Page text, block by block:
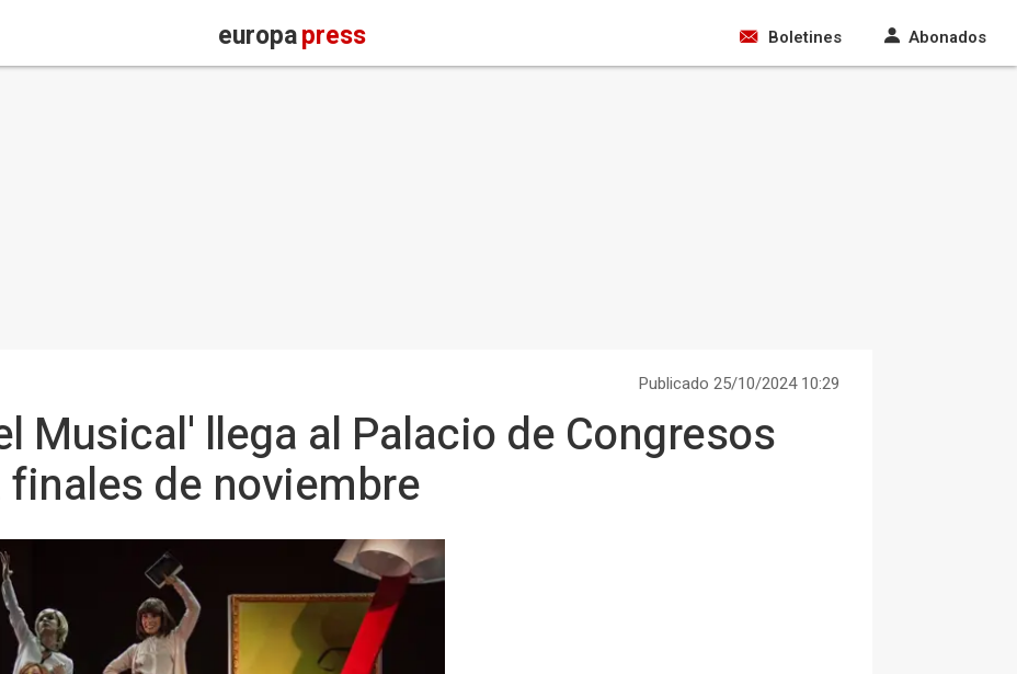
europapress Boletines Abonados
Publicado 25/10/2024 10:29
Musical' llega al Palacio de Congresos
finales de noviembre